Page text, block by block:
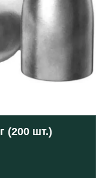
(200 шт.)